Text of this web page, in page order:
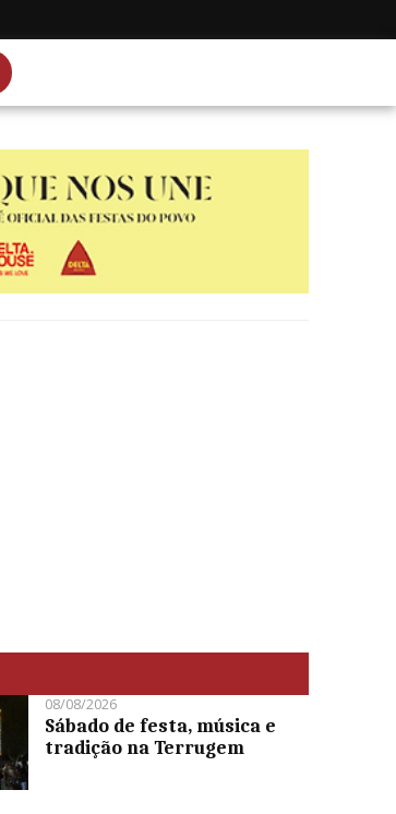
08/08/2026
Sábado de festa, música e
tradição na Terrugem